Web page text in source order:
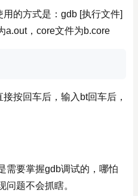
的方式是：gdb [执行文件]
a.out，core文件为b.core
按回车后，输入bt回车后，
需要掌握gdb调试的，哪怕
问题不会抓瞎。